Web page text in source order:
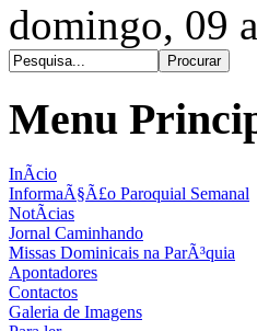
domingo, 09
Menu
InÃ­cio
InformaÃ§Ã£o Paroquial Semanal
NotÃ­cias
Jornal Caminhando
Missas Dominicais na ParÃ³quia
Apontadores
Contactos
Galeria de Imagens